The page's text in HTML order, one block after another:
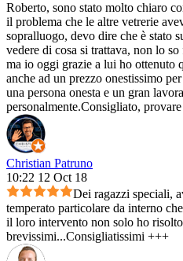
Roberto, sono stato molto chiaro
il problema che le altre vetrerie
sopralluogo, devo dire che è stato
vedere di cosa si trattava, non lo
ma io oggi grazie a lui ho ottenuto
anche ad un prezzo onestissimo
una persona onesta e un gran
personalmente.Consigliato,
Christian Patruno
10:22 12 Oct 18
Dei ragazzi speciali,
temperato particolare da interno
il loro intervento non solo ho
brevissimi...Consigliatissimi +++